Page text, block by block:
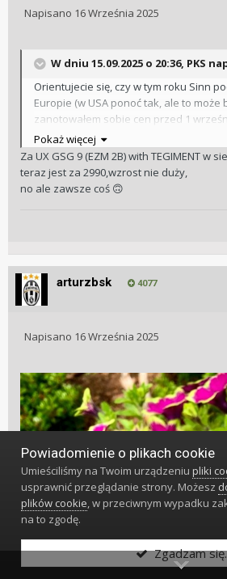
Napisano 16 Września 2025
W dniu 15.09.2025 o 20:36, PKS
Orientujecie się, czy w tym roku Sinn
Europie (w USA ponoć tak, ale to może
zanotowałem sobie cen przed 1
czym porównać.
Pokaż więcej
Za UX GSG 9 (EZM 2B) with TEGIMENT w
teraz jest za 2990,wzrost nie duży,
no ale zawsze coś 🙃
arturzbsk 4077
Napisano 16 Września 2025
Powiadomienie o plikach cookie
Umieściliśmy na Twoim urządzeniupliki
usprawnić przeglądanie strony. Możesz
plików cookie, w przeciwnym wypadku
na to zgodę.
Zgadzam się.